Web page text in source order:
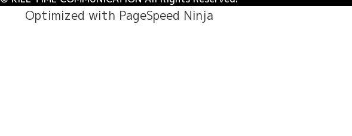
Optimized with PageSpeed Ninja